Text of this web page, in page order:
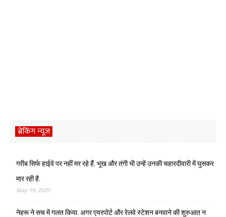
ब्रेकिंग न्यूज़
गरीब सिर्फ हाईवे पर नहीं मर रहे हैं. भूख और तंगी भी उन्हें उनकी चहारदीवारी में घुसकर
मार रही है.
May 19, 2020
नेहरू ने सच में गलत किया. अगर एयरपोर्ट और रेलवे स्टेशन बनवाने की शुरुआत न